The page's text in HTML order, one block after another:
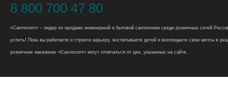
8 800 700 47 80
«Сантехопт» – лидер по продаже инженерной и бытовой сантехники среди розничных сетей
успеть! Пока вы работаете и строите карьеру, воспитываете детей и воплощаете свои мечты в
розничных магазинах «Сантехопт» могут отличаться от цен, указанных на сайте.